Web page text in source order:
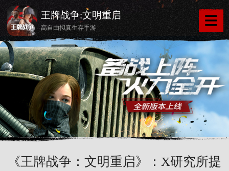
王牌战争:文明重启
高自由拟真生存手游
《王牌战争：文明重启》：X研究所提